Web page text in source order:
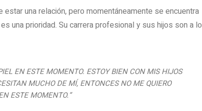
estar una relación, pero momentáneamente se encuentra
una prioridad. Su carrera profesional y sus hijos son a lo
EN ESTE MOMENTO. ESTOY BIEN CON MIS HIJOS
MUCHO DE MÍ, ENTONCES NO ME QUIERO
ESTE MOMENTO.”